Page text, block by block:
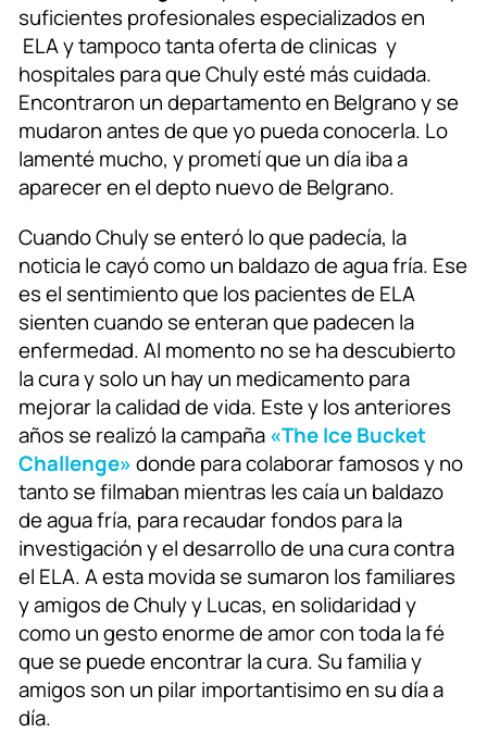
suficientes profesionales especializados en
ELA y tampoco tanta oferta de clinicas y
hospitales para que Chuly esté más cuidada.
Encontraron un departamento en Belgrano y se
mudaron antes de que yo pueda conocerla. Lo
lamenté mucho, y prometí que un día iba a
aparecer en el depto nuevo de Belgrano.
Cuando Chuly se enteró lo que padecía, la
noticia le cayó como un baldazo de agua fría. Ese
es el sentimiento que los pacientes de ELA
sienten cuando se enteran que padecen la
enfermedad. Al momento no se ha descubierto
la cura y solo un hay un medicamento para
mejorar la calidad de vida. Este y los anteriores
años se realizó la campaña«The Ice Bucket
Challenge»donde para colaborar famosos y no
tanto se filmaban mientras les caía un baldazo
de agua fría, para recaudar fondos para la
investigación y el desarrollo de una cura contra
el ELA. A esta movida se sumaron los familiares
y amigos de Chuly y Lucas, en solidaridad y
como un gesto enorme de amor con toda la fé
que se puede encontrar la cura. Su familia y
amigos son un pilar importantisimo en su día a
día.